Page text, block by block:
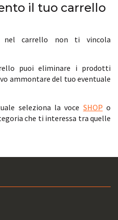
il tuo carrello
nel carrello non ti vincola
puoi eliminare i prodotti
ammontare del tuo eventuale
seleziona la voce SHOP o
che ti interessa tra quelle